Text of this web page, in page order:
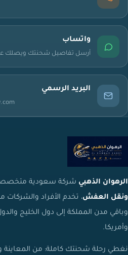
واتساب
أرسل تفاصيل شحنتك ويصلك
البريد الرسمي
الرهوان الذهبي شركة سعودية
ونقل العفش، تخدم الأفراد
وباقي مدن المملكة إلى دول الخليج
وأمريكا.
نغطي رحلة شحنتك كاملة: من المعاينة